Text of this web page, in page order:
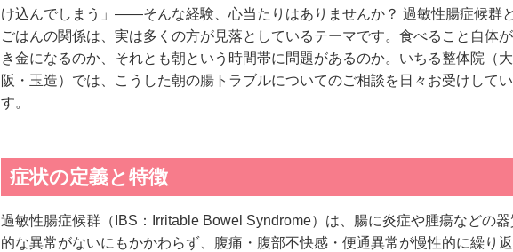
け込んでしまう」——そんな経験、心当たりはありませんか？ 過敏性腸症候群
ごはんの関係は、実は多くの方が見落としているテーマです。食べること自体が
き金になるのか、それとも朝という時間帯に問題があるのか。いちる整体院（大
阪・玉造）では、こうした朝の腸トラブルについてのご相談を日々お受けしてい
す。
症状の定義と特徴
過敏性腸症候群（IBS：Irritable Bowel Syndrome）は、腸に炎症や腫瘍などの器
的な異常がないにもかかわらず、腹痛・腹部不快感・便通異常が慢性的に繰り返